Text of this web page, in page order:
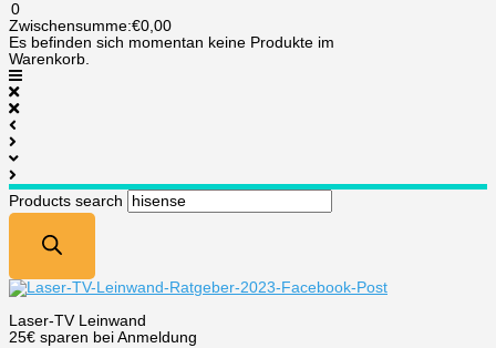
0
Zwischensumme:€0,00
Es befinden sich momentan keine Produkte im
Warenkorb.
Products search
Laser-TV Leinwand
25€ sparen bei Anmeldung